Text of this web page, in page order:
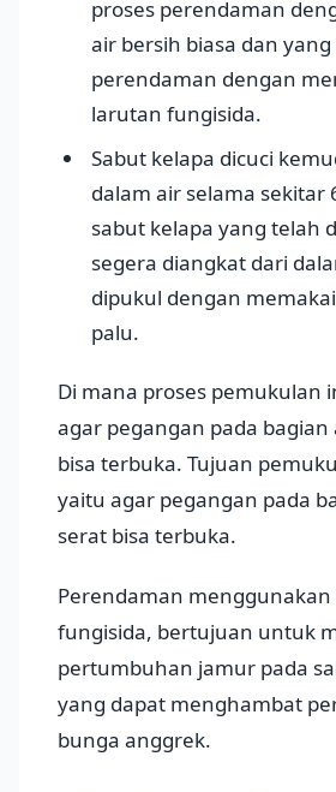
proses perendaman
air bersih biasa dan
perendaman dengan
larutan fungisida.
Sabut kelapa dicuci
dalam air selama sekitar
sabut kelapa yang telah
segera diangkat dari
dipukul dengan
palu.
Di mana proses pemukulan
agar pegangan pada
bisa terbuka. Tujuan
yaitu agar pegangan pada
serat bisa terbuka.
Perendaman
fungisida, bertujuan untuk
pertumbuhan jamur pada
yang dapat menghambat
bunga anggrek.